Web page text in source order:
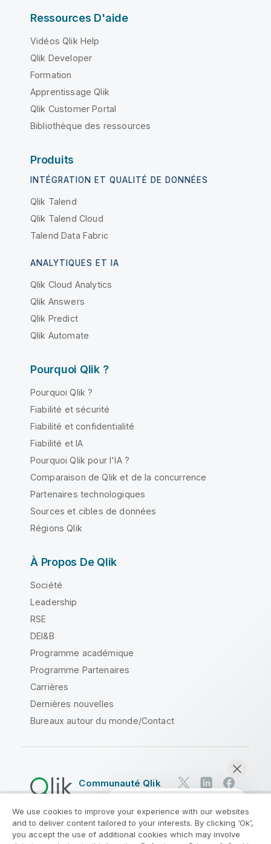
Ressources D'aide
Vidéos Qlik Help
Qlik Developer
Formation
Apprentissage Qlik
Qlik Customer Portal
Bibliothèque des ressources
Produits
INTÉGRATION ET QUALITÉ DE DONNÉES
Qlik Talend
Qlik Talend Cloud
Talend Data Fabric
ANALYTIQUES ET IA
Qlik Cloud Analytics
Qlik Answers
Qlik Predict
Qlik Automate
Pourquoi Qlik ?
Pourquoi Qlik ?
Fiabilité et sécurité
Fiabilité et confidentialité
Fiabilité et IA
Pourquoi Qlik pour l'IA ?
Comparaison de Qlik et de la concurrence
Partenaires technologiques
Sources et cibles de données
Régions Qlik
À Propos De Qlik
Société
Leadership
RSE
DEI&B
Programme académique
Programme Partenaires
Carrières
Dernières nouvelles
Bureaux autour du monde/Contact
Communauté Qlik
Contrats juridiques
Conditions d'utilisation des produits
We use cookies to improve your experience with our websites
and to deliver content tailored to your interests. By clicking ‘Ok’,
you accept the use of additional cookies which may involve